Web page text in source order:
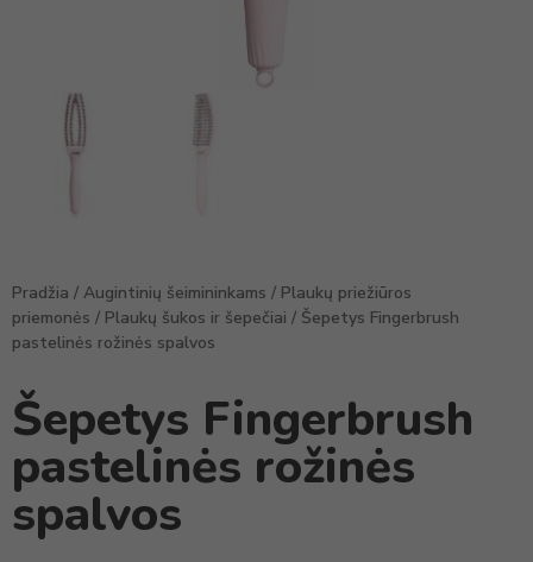
Pradžia / Augintinių šeimininkams / Plaukų priežiūros
priemonės / Plaukų šukos ir šepečiai / Šepetys Fingerbrush
pastelinės rožinės spalvos
Šepetys Fingerbrush
pastelinės rožinės
spalvos